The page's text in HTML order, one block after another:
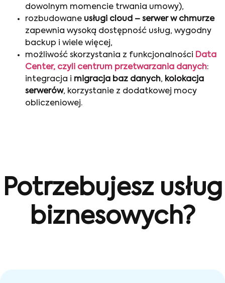
dowolnym momencie trwania umowy),
rozbudowane usługi cloud – serwer w chmurze
zapewnia wysoką dostępność usług, wygodny
backup i wiele więcej,
możliwość skorzystania z funkcjonalności Data
Center, czyli centrum przetwarzania danych:
integracja i migracja baz danych, kolokacja
serwerów, korzystanie z dodatkowej mocy
obliczeniowej.
Potrzebujesz usług
biznesowych?